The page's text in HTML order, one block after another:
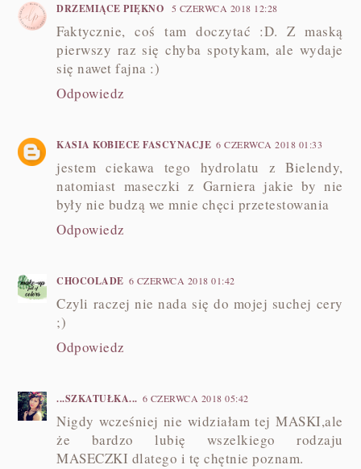
DRZEMIĄCE PIĘKNO 5 CZERWCA 2018 12:28
Faktycznie, coś tam doczytać :D. Z maską
pierwszy raz się chyba spotykam, ale wydaje
się nawet fajna :)
Odpowiedz
KASIA KOBIECE FASCYNACJE 6 CZERWCA 2018 01:33
jestem ciekawa tego hydrolatu z Bielendy,
natomiast maseczki z Garniera jakie by nie
były nie budzą we mnie chęci przetestowania
Odpowiedz
CHOCOLADE 6 CZERWCA 2018 01:42
Czyli raczej nie nada się do mojej suchej cery
;)
Odpowiedz
...SZKATUŁKA... 6 CZERWCA 2018 05:42
Nigdy wcześniej nie widziałam tej MASKI,ale
że bardzo lubię wszelkiego rodzaju
MASECZKI dlatego i tę chętnie poznam.